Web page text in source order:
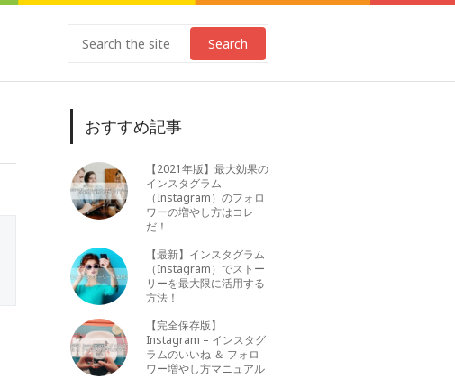
Search
おすすめ記事
【2021年版】最大効果の
インスタグラム
（Instagram）のフォロ
ワーの増やし方はコレ
だ！
【最新】インスタグラム
（Instagram）でストー
リーを最大限に活用する
方法！
【完全保存版】
Instagram – インスタグ
ラムのいいね ＆ フォロ
ワー増やし方マニュアル